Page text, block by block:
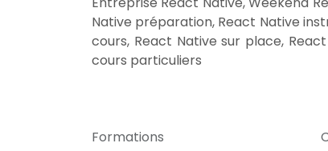
Native préparation, React Native
cours, React Native sur place,
cours particuliers
Formations